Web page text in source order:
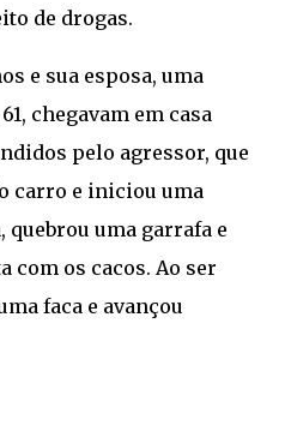
de drogas.
e sua esposa, uma
chegavam em casa
pelo agressor, que
carro e iniciou uma
quebrou uma garrafa e
os cacos. Ao ser
faca e avançou